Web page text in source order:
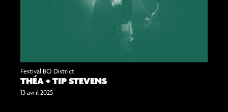
Festival BO District
THÉA + TIP STEVENS
13 avril 2025